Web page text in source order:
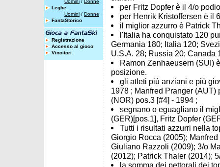
Uomini / Donne
Leghe
Uomini / Donne
FantaStorico
Registrazione
Accesso al gioco
Vincitori
per Fritz Dopfer è il 4/o
per Henrik Kristoffersen è il
il miglior azzurro è Patrick
l'Italia ha conquistato 120
Germania 180; Italia 120;
U.S.A. 28; Russia 20; Canada
Ramon Zenhaeusern (SUI)
posizione.
gli atleti più anziani e più
1978 ; Manfred Pranger (AUT)
(NOR) pos.3 [#4] - 1994 ;
segnano o eguagliano il
(GER)[pos.1], Fritz Dopfer
Tutti i risultati azzurri nella
Giorgio Rocca (2005);
Giuliano Razzoli (2009); 3/o
(2012); Patrick Thaler (2014);
la somma dei pettorali dei